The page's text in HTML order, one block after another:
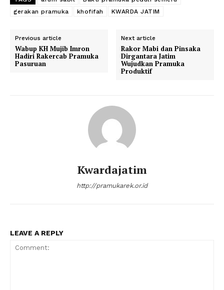
gerakan pramuka
khofifah KWARDA JATIM
Previous article
Wabup KH Mujib Imron
Hadiri Rakercab Pramuka
Pasuruan
Next article
Rakor Mabi dan Pinsaka
Dirgantara Jatim
Wujudkan Pramuka
Produktif
Kwardajatim
http://pramukarek.or.id
LEAVE A REPLY